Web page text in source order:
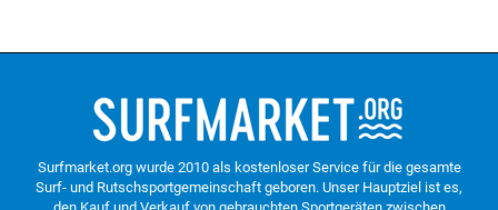
Surfmarket.org wurde 2010 als kostenloser Service für die gesamte
Surf- und Rutschsportgemeinschaft geboren. Unser Hauptziel ist es,